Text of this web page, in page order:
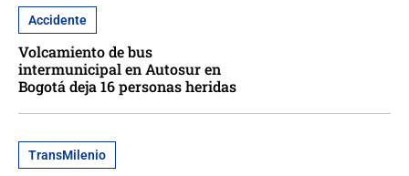
Accidente
Volcamiento de bus
intermunicipal en Autosur en
Bogotá deja 16 personas heridas
TransMilenio